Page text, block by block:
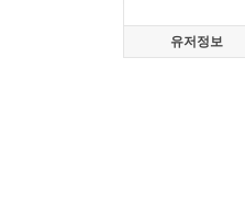
유저정보